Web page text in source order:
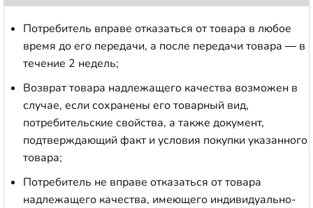
Потребитель вправе отказаться от товара в любое
время до его передачи, а после передачи товара — в
течение 2 недель;
Возврат товара надлежащего качества возможен в
случае, если сохранены его товарный вид,
потребительские свойства, а также документ,
подтверждающий факт и условия покупки указанного
товара;
Потребитель не вправе отказаться от товара
надлежащего качества, имеющего индивидуально-